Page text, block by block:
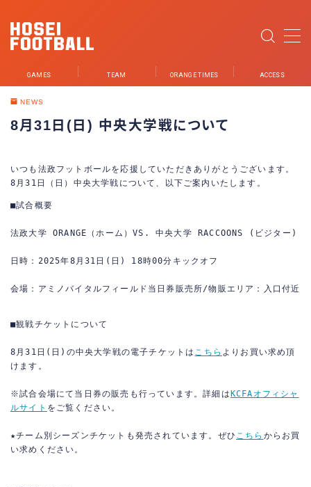
MENU
GAMES
TEAM
ACCESS
GAMES TEAM ORANGE TIMES ACCESS
NEWS
8月31日(日) 中央大学戦について
いつも法政フットボールを応援していただきありがとうございます。
8月31日（日）中央大学戦について、以下ご案内いたします。
■試合概要
法政大学 ORANGE（ホーム）VS. 中央大学 RACCOONS (ビジター)
日時：2025年8月31日(日) 18時00分キックオフ
会場：アミノバイタルフィールド当日券販売所/物販エリア：入口付近
■観戦チケットについて
8月31日(日)の中央大学戦の電子チケットは こちら よりお買い求め頂
けます。
※試合会場にて当日券の販売も行っています。詳細は KCFAオフィシャ
ルサイト をご覧ください。
★チーム別シーズンチケットも発売されています。ぜひ こちら からお買
い求めください。